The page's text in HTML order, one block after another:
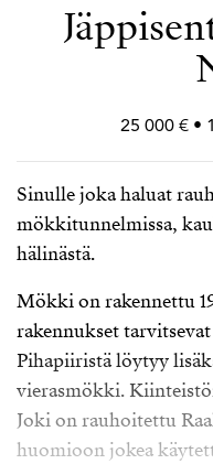
25 000 € •
Sinulle joka haluat
mökkitunnelmissa,
hälinästä.
Mökki on rakennettu
rakennukset
Pihapiiristä löytyy
vierasmökki.
Joki on rauhoitettu
huomioon jokea